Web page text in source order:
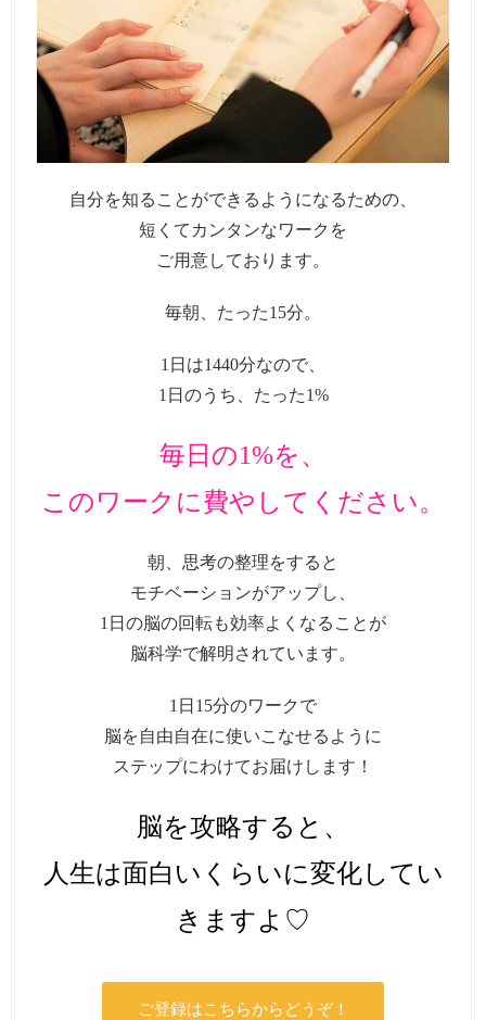
自分を知ることができるようになるための、
短くてカンタンなワークを
ご用意しております。
毎朝、たった15分。
1日は1440分なので、
1日のうち、たった1%
毎日の1%を、
このワークに費やしてください。
朝、思考の整理をすると
モチベーションがアップし、
1日の脳の回転も効率よくなることが
脳科学で解明されています。
1日15分のワークで
脳を自由自在に使いこなせるように
ステップにわけてお届けします！
脳を攻略すると、
人生は面白いくらいに変化してい
きますよ♡
ご登録はこちらからどうぞ！